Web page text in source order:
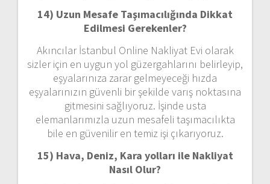
14) Uzun Mesafe Taşımacılığında Dikkat
Edilmesi Gerekenler?
Akıncılar İstanbul Online Nakliyat Evi olarak
sizler için en uygun yol güzergahlarını belirleyip,
eşyalarınıza zarar gelmeyeceği hızda
eşyalarınızın güvenli bir şekilde varış noktasına
gitmesini sağlıyoruz. İşinde usta
elemanlarımızla uzun mesafeli taşımacılıkta
bile en güvenilir en temiz işi çıkarıyoruz.
15) Hava, Deniz, Kara yolları ile Nakliyat
Nasıl Olur?